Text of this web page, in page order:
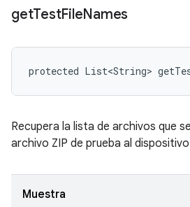
getTestFileNames
protected List<String>
Recupera la lista de archivos que
archivo ZIP de prueba al
Muestra